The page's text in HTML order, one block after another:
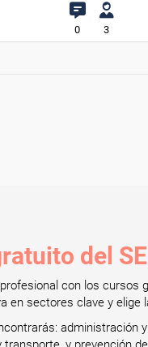
0 3
del
con los cursos
en sectores clave y
administración